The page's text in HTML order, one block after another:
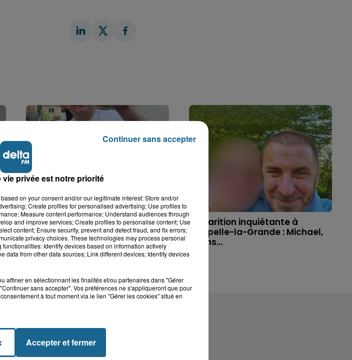
Hazebrouck : victime d'un
accident, Lucas s'en est allé
brutalement...
Disparition inquiétante à
Cappelle-la-Grande : Michael,
41 ans...
vie privée est notre priorité
on your consent and/or our legitimate interest: Store and/or
Create profiles for personalised advertising; Use profiles to
Measure content performance; Understand audiences through
and improve services; Create profiles to personalise content; Use
content; Ensure security, prevent and detect fraud, and fix errors;
privacy choices. These technologies may process personal
Identify devices based on information actively
data from other data sources; Link different devices; Identify devices
affiner en sélectionnant les finalités et/ou partenaires dans "Gérer
sans accepter". Vos préférences ne s'appliqueront que pour
à tout moment via le lien "Gérer les cookies" situé en
Accepter et fermer
Continuer sans accepter